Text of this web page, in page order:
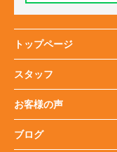
トップページ
スタッフ
お客様の声
ブログ